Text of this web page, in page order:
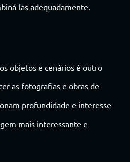
las adequadamente.
objetos e cenários é outro
as fotografias e obras de
profundidade e interesse
mais interessante e